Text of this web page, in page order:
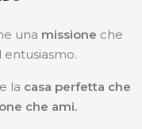
una missione che
la casa perfetta che
che ami.